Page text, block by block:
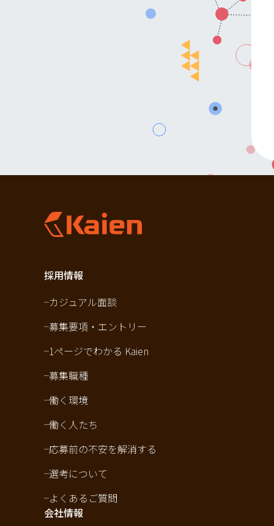
採用情報
カジュアル面談
募集要項・エントリー
1ページでわかる Kaien
募集職種
働く環境
働く人たち
応募前の不安を解消する
選考について
よくあるご質問
会社情報